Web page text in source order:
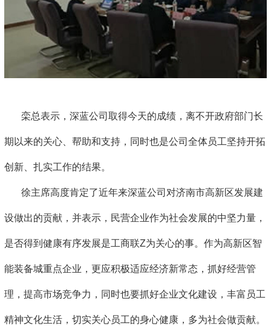
栾总表示，深蓝公司取得今天的成绩，离不开政府部门长
期以来的关心、帮助和支持，同时也是公司全体员工坚持开拓
创新、扎实工作的结果。
徐主席高度肯定了近年来深蓝公司对济南市高新区发展建
设做出的贡献，并表示，民营企业作为社会发展的中坚力量，
是否得到健康有序发展是工商联Z为关心的事。作为高新区智
能装备城重点企业，更应积极适应经济新常态，抓好经营管
理，提高市场竞争力，同时也要抓好企业文化建设，丰富员工
精神文化生活，切实关心员工的身心健康，多为社会做贡献。